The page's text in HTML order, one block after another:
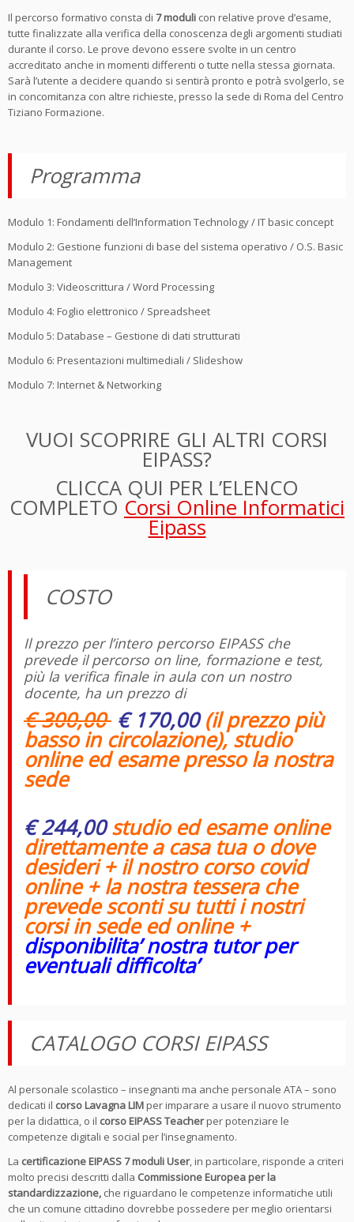
Il percorso formativo consta di 7 moduli con relative prove d’esame,
tutte finalizzate alla verifica della conoscenza degli argomenti studiati
durante il corso. Le prove devono essere svolte in un centro
accreditato anche in momenti differenti o tutte nella stessa giornata.
Sarà l’utente a decidere quando si sentirà pronto e potrà svolgerlo, se
in concomitanza con altre richieste, presso la sede di Roma del Centro
Tiziano Formazione.
Programma
Modulo 1: Fondamenti dell’Information Technology / IT basic concept
Modulo 2: Gestione funzioni di base del sistema operativo / O.S. Basic
Management
Modulo 3: Videoscrittura / Word Processing
Modulo 4: Foglio elettronico / Spreadsheet
Modulo 5: Database – Gestione di dati strutturati
Modulo 6: Presentazioni multimediali / Slideshow
Modulo 7: Internet & Networking
VUOI SCOPRIRE GLI ALTRI CORSI
EIPASS?
CLICCA QUI PER L’ELENCO
COMPLETO Corsi Online Informatici
Eipass
COSTO
Il prezzo per l’intero percorso EIPASS che
prevede il percorso on line, formazione e test,
più la verifica finale in aula con un nostro
docente, ha un prezzo di
€ 300,00 € 170,00(il prezzo più
basso in circolazione), studio
online ed esame presso la nostra
sede
€ 244,00studio ed esame online
direttamente a casa tua o dove
desideri + il nostro corso covid
online + la nostra tessera che
prevede sconti su tutti i nostri
corsi in sede ed online +
disponibilita’ nostra tutor per
eventuali difficolta’
CATALOGO CORSI EIPASS
Al personale scolastico – insegnanti ma anche personale ATA – sono
dedicati il corso Lavagna LIM per imparare a usare il nuovo strumento
per la didattica, o il corso EIPASS Teacherper potenziare le
competenze digitali e social per l’insegnamento.
La certificazione EIPASS 7 moduli User, in particolare, risponde a criteri
molto precisi descritti dalla Commissione Europea per la
standardizzazione, che riguardano le competenze informatiche utili
che un comune cittadino dovrebbe possedere per meglio orientarsi